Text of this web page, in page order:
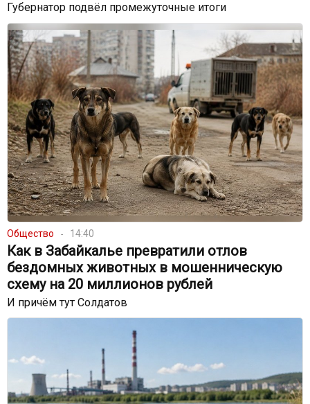
Губернатор подвёл промежуточные итоги
Общество 14:40
Как в Забайкалье превратили отлов
бездомных животных в мошенническую
схему на 20 миллионов рублей
И причём тут Солдатов